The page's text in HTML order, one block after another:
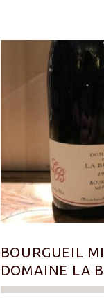
BOURGUEIL
DOMAINE LA